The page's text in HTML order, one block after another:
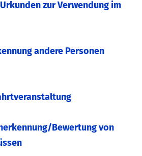
zur Verwendung im
andere Personen
Bewertung von